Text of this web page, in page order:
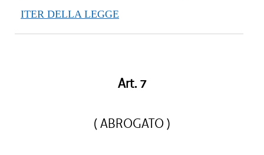
ITER DELLA LEGGE
Art. 7
( ABROGATO )